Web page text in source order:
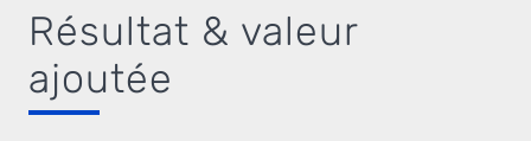
Résultat & valeur
ajoutée